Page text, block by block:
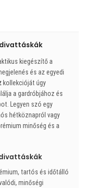
divattáskák
kiegészítő a
és az egyedi
kollekcióját úgy
a gardróbjához és
Legyen szó egy
hétköznapról vagy
minőség és a
tartós és időtálló
minőségi